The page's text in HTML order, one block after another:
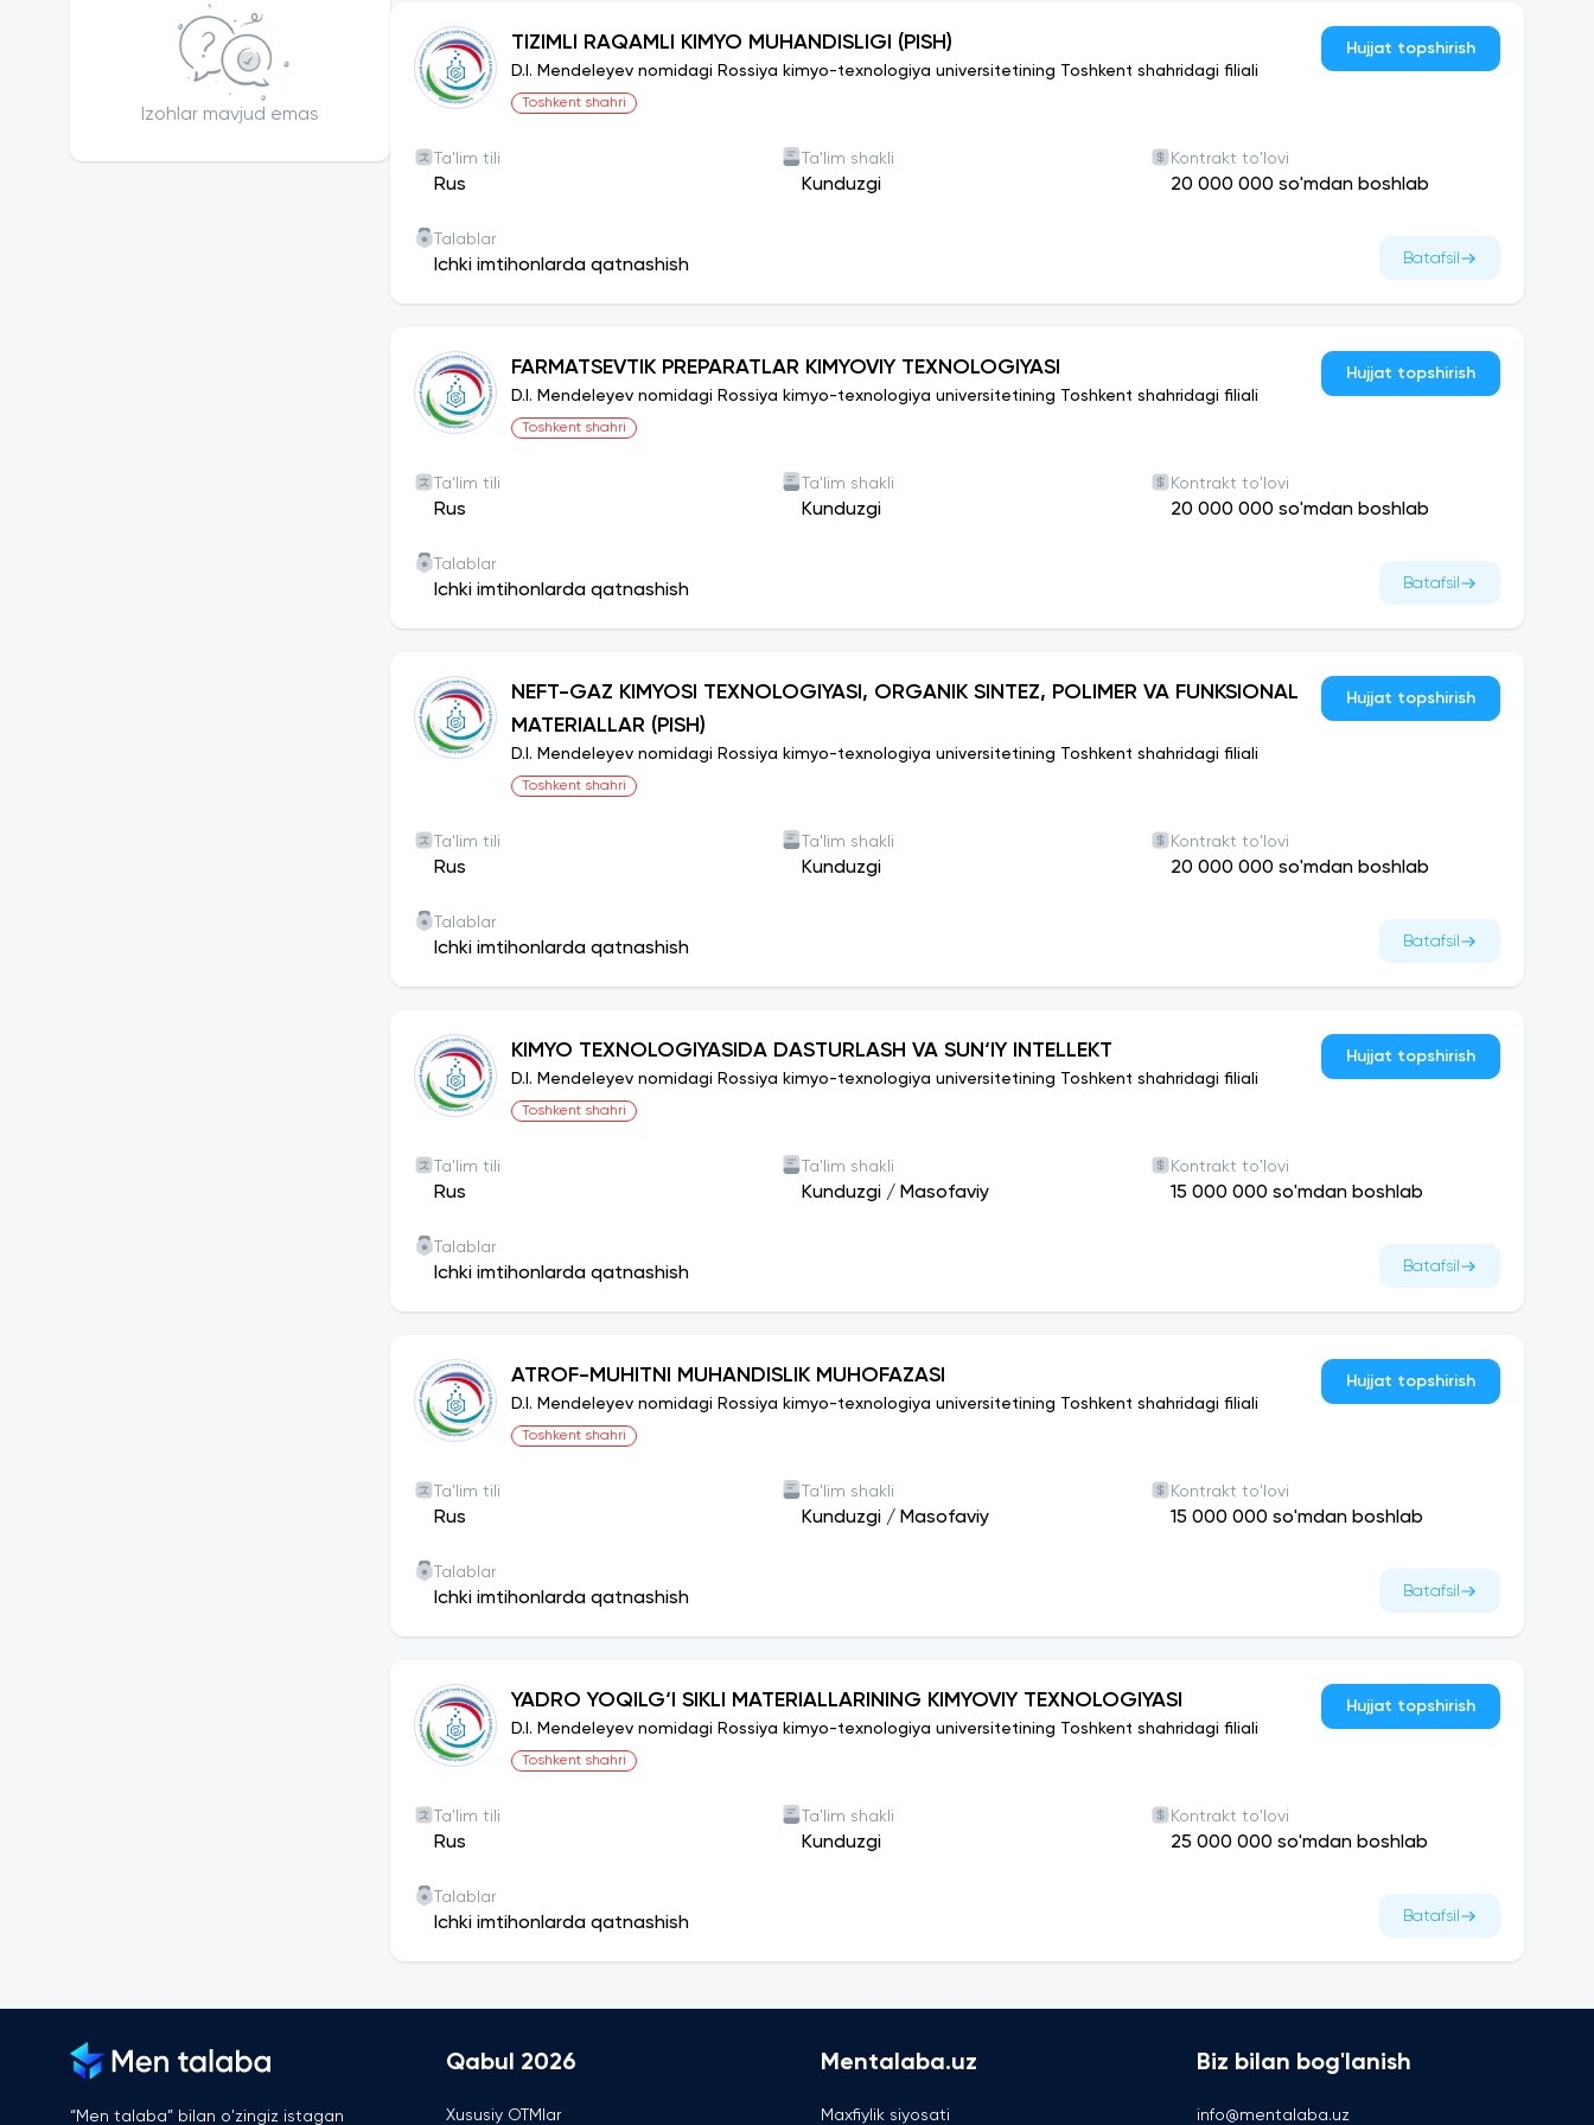
Izohlar mavjud emas
TIZIMLI RAQAMLI KIMYO MUHANDISLIGI (PISH)
D.I. Mendeleyev nomidagi Rossiya kimyo-texnologiya universitetining Toshkent shahridagi filiali
Toshkent shahri
Hujjat topshirish
Ta'lim tili
Rus
Ta'lim shakli
Kunduzgi
Kontrakt to'lovi
20 000 000 so'mdan boshlab
Talablar
Ichki imtihonlarda qatnashish Batafsil
FARMATSEVTIK PREPARATLAR KIMYOVIY TEXNOLOGIYASI
D.I. Mendeleyev nomidagi Rossiya kimyo-texnologiya universitetining Toshkent shahridagi filiali
Toshkent shahri
Hujjat topshirish
Ta'lim tili
Rus
Ta'lim shakli
Kunduzgi
Kontrakt to'lovi
20 000 000 so'mdan boshlab
Talablar
Ichki imtihonlarda qatnashish Batafsil
NEFT-GAZ KIMYOSI TEXNOLOGIYASI, ORGANIK SINTEZ, POLIMER VA FUNKSIONAL
MATERIALLAR (PISH)
D.I. Mendeleyev nomidagi Rossiya kimyo-texnologiya universitetining Toshkent shahridagi filiali
Toshkent shahri
Hujjat topshirish
Ta'lim tili
Rus
Ta'lim shakli
Kunduzgi
Kontrakt to'lovi
20 000 000 so'mdan boshlab
Talablar
Ichki imtihonlarda qatnashish Batafsil
KIMYO TEXNOLOGIYASIDA DASTURLASH VA SUN‘IY INTELLEKT
D.I. Mendeleyev nomidagi Rossiya kimyo-texnologiya universitetining Toshkent shahridagi filiali
Toshkent shahri
Hujjat topshirish
Ta'lim tili
Rus
Ta'lim shakli
Kunduzgi / Masofaviy
Kontrakt to'lovi
15 000 000 so'mdan boshlab
Talablar
Ichki imtihonlarda qatnashish Batafsil
ATROF-MUHITNI MUHANDISLIK MUHOFAZASI
D.I. Mendeleyev nomidagi Rossiya kimyo-texnologiya universitetining Toshkent shahridagi filiali
Toshkent shahri
Hujjat topshirish
Ta'lim tili
Rus
Ta'lim shakli
Kunduzgi / Masofaviy
Kontrakt to'lovi
15 000 000 so'mdan boshlab
Talablar
Ichki imtihonlarda qatnashish Batafsil
YADRO YOQILG‘I SIKLI MATERIALLARINING KIMYOVIY TEXNOLOGIYASI
D.I. Mendeleyev nomidagi Rossiya kimyo-texnologiya universitetining Toshkent shahridagi filiali
Toshkent shahri
Hujjat topshirish
Ta'lim tili
Rus
Ta'lim shakli
Kunduzgi
Kontrakt to'lovi
25 000 000 so'mdan boshlab
Talablar
Ichki imtihonlarda qatnashish Batafsil
“Men talaba” bilan o'zingiz istagan
Qabul 2026
Xususiy OTMlar
Mentalaba.uz
Maxfiylik siyosati
Biz bilan bog'lanish
info@mentalaba.uz